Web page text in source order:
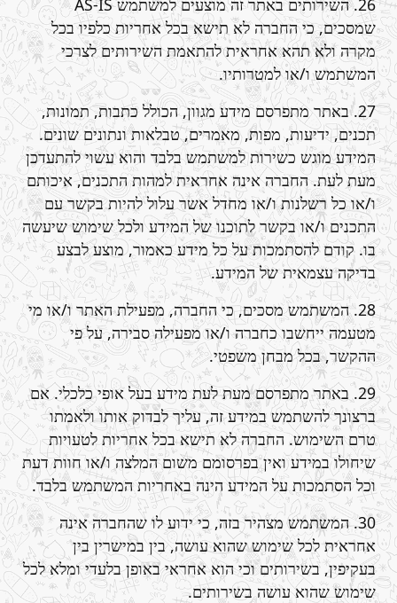
26. השירותים באתר זה מוצעים למשתמש AS-IS
שמסכים, כי החברה לא תישא בכל אחריות כלפיו בכל
מקרה ולא תהא אחראית להתאמת השירותים לצרכי
המשתמש ו/או למטרותיו.
27. באתר מתפרסם מידע מגוון, הכולל כתבות, תמונות,
תכנים, ידיעות, מפות, מאמרים, טבלאות ונתונים שונים.
המידע מוגש כשירות למשתמש בלבד והוא עשוי להתעדכן
מעת לעת. החברה אינה אחראית למהות התכנים, איכותם
ו/או כל רשלנות ו/או מחדל אשר עלול להיות בקשר עם
התכנים ו/או בקשר לתוכנו של המידע ולכל שימוש שיעשה
בו. קודם להסתמכות על כל מידע כאמור, מוצע לבצע
בדיקה עצמאית של המידע.
28. המשתמש מסכים, כי החברה, מפעילת האתר ו/או מי
מטעמה ייחשבו כחברה ו/או מפעילה סבירה, על פי
ההקשר, בכל מבחן משפטי.
29. באתר מתפרסם מעת לעת מידע בעל אופי כלכלי. אם
ברצונך להשתמש במידע זה, עליך לבדוק אותו ולאמתו
טרם השימוש. החברה לא תישא בכל אחריות לטעויות
שיחולו במידע ואין בפרסומם משום המלצה ו/או חוות דעת
וכל הסתמכות על המידע הינה באחריות המשתמש בלבד.
30. המשתמש מצהיר בזה, כי ידוע לו שהחברה אינה
אחראית לכל שימוש שהוא עושה, בין במישרין בין
בעקיפין, בשירותים וכי הוא אחראי באופן בלעדי ומלא לכל
שימוש שהוא עושה בשירותים.